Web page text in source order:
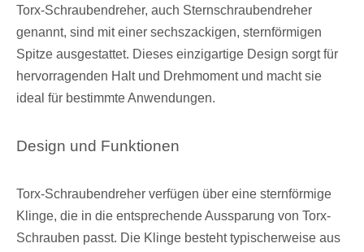
Torx-Schraubendreher, auch Sternschraubendreher
genannt, sind mit einer sechszackigen, sternförmigen
Spitze ausgestattet. Dieses einzigartige Design sorgt für
hervorragenden Halt und Drehmoment und macht sie
ideal für bestimmte Anwendungen.
Design und Funktionen
Torx-Schraubendreher verfügen über eine sternförmige
Klinge, die in die entsprechende Aussparung von Torx-
Schrauben passt. Die Klinge besteht typischerweise aus